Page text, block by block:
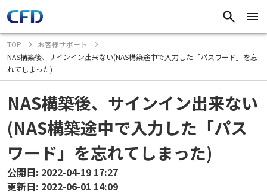
TOP
お客様サポート
NAS構築後、サインイン出来ない(NAS構築途中で入力した「パスワード」を忘
れてしまった)
NAS構築後、サインイン出来ない
(NAS構築途中で入力した「パス
ワード」を忘れてしまった)
公開日: 2022-04-19 17:27
更新日: 2022-06-01 14:09